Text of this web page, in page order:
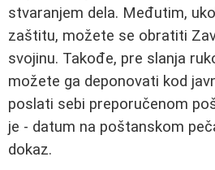
stvaranjem dela. Međutim,
zaštitu, možete se obratiti
svojinu. Takođe, pre slanja
možete ga deponovati kod
poslati sebi preporučenom
je - datum na poštanskom
dokaz.